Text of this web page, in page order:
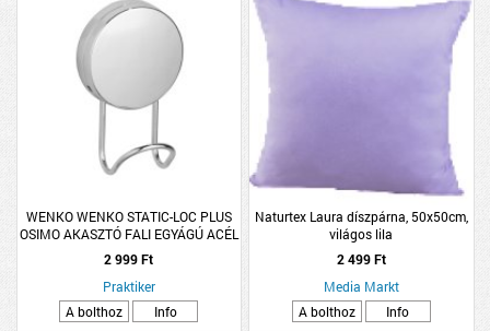
WENKO WENKO STATIC-LOC PLUS
OSIMO AKASZTÓ FALI EGYÁGÚ ACÉL
KRÓM SZÍNŰ
2 999 Ft
Praktiker
A bolthoz
Info
Naturtex Laura díszpárna, 50x50cm,
világos lila
2 499 Ft
Media Markt
A bolthoz
Info